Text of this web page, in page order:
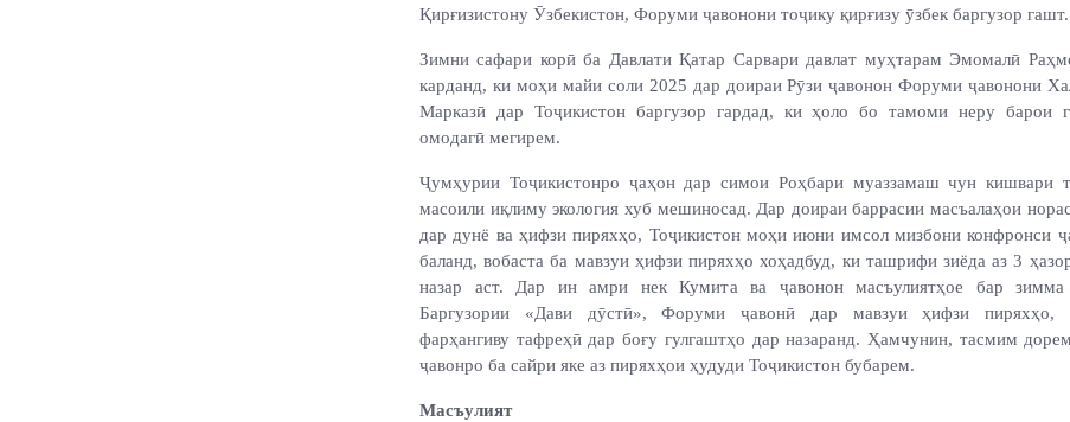
Қирғизистону Ӯзбекистон, Форуми ҷавонони тоҷику қирғизу ӯзбек баргузор гашт.
Зимни сафари корӣ ба Давлати Қатар Сарвари давлат муҳтарам Эмомалӣ
карданд, ки моҳи майи соли 2025 дар доираи Рӯзи ҷавонон Форуми ҷавонони
Марказӣ дар Тоҷикистон баргузор гардад, ки ҳоло бо тамоми неру барои
омодагӣ мегирем.
Ҷумҳурии Тоҷикистонро ҷаҳон дар симои Роҳбари муаззамаш чун кишвари
масоили иқлиму экология хуб мешиносад. Дар доираи баррасии масъалаҳои
дар дунё ва ҳифзи пиряхҳо, Тоҷикистон моҳи июни имсол мизбони конфронси
баланд, вобаста ба мавзуи ҳифзи пиряхҳо хоҳадбуд, ки ташрифи зиёда аз 3
назар аст. Дар ин амри нек Кумита ва ҷавонон масъулиятҳое бар зимма
Баргузории «Дави дӯстӣ», Форуми ҷавонӣ дар мавзуи ҳифзи пиряхҳо,
фарҳангиву тафреҳӣ дар боғу гулгаштҳо дар назаранд. Ҳамчунин, тасмим
ҷавонро ба сайри яке аз пиряхҳои ҳудуди Тоҷикистон бубарем.
Масъулият